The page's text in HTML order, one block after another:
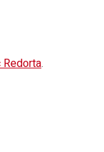
Redorta.